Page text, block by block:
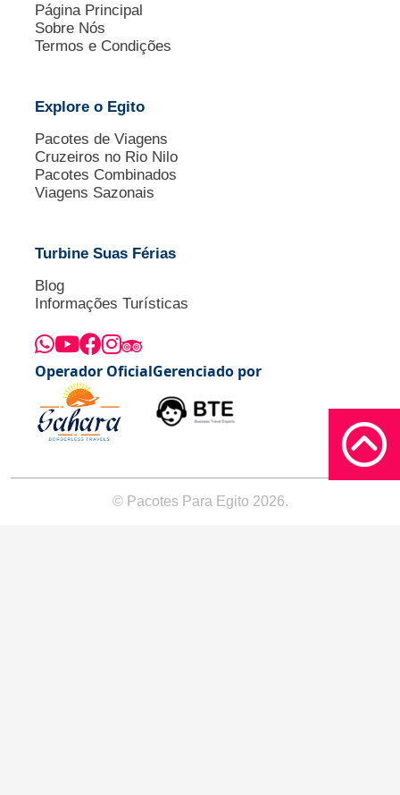
Página Principal
Sobre Nós
Termos e Condições
Explore o Egito
Pacotes de Viagens
Cruzeiros no Rio Nilo
Pacotes Combinados
Viagens Sazonais
Turbine Suas Férias
Blog
Informações Turísticas
Operador OficialGerenciado por
© Pacotes Para Egito 2026.